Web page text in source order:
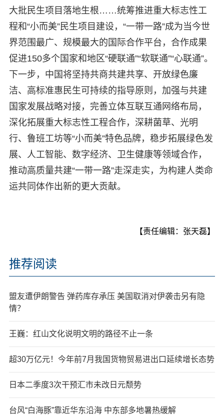
大批民生项目落地生根……统筹推进重大标志性工
程和“小而美”民生项目建设，“一带一路”成为当今世
界范围最广、规模最大的国际合作平台，合作成果
促进150多个国家和地区“硬联通”“软联通”“心联通”。
下一步，中国将坚持共商共建共享、开放绿色廉
洁、高标准惠民生可持续的指导原则，加强与共建
国家发展战略对接，完善立体互联互通网络布局，
深化拓展重大标志性工程合作，深耕菌草、光明
行、鲁班工坊等“小而美”特色品牌，稳步拓展绿色发
展、人工智能、数字经济、卫生健康等领域合作，
推动高质量共建“一带一路”走深走实，为构建人类命
运共同体作出新的更大贡献。
【责任编辑：张天磊】
推荐阅读
盟友遭伊朗警告 弹药库存承压 美国取消对伊袭击另有隐
情？
王巍：红山文化说明文明的路径不止一条
超30万亿元！今年前7月我国货物贸易进出口延续增长态势
日本二季度3次干预汇市未改日元颓势
台风“白海豚”靠近华东沿海 中东部多地暑热缓解